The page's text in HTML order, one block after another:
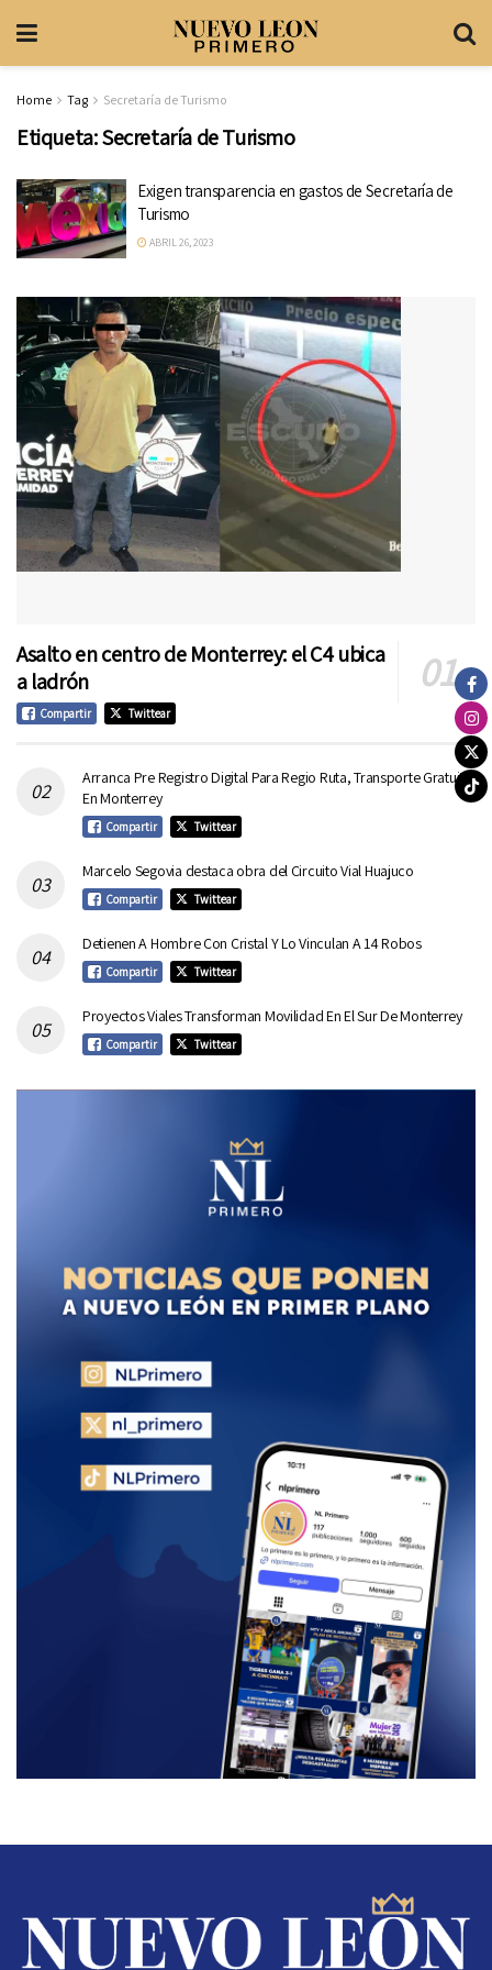
Home Tag Secretaría de Turismo
Etiqueta:Secretaría de Turismo
Exigen transparencia en gastos de Secretaría de
Turismo
ABRIL 26, 2023
Asalto en centro de Monterrey: el C4 ubica
a ladrón
Compartir Twittear
Arranca Pre Registro Digital Para Regio Ruta, Transporte Gratuito
En Monterrey
Compartir Twittear
Marcelo Segovia destaca obra del Circuito Vial Huajuco
Compartir Twittear
Detienen A Hombre Con Cristal Y Lo Vinculan A 14 Robos
Compartir Twittear
Proyectos Viales Transforman Movilidad En El Sur De Monterrey
Compartir Twittear